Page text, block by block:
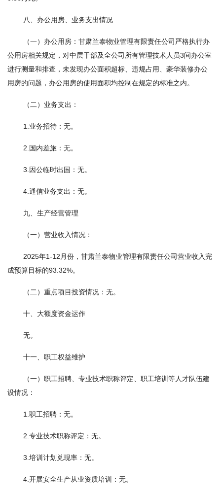
八、办公用房、业务支出情况
（一）办公用房：甘肃兰泰物业管理有限责任公司严格执行办
公用房相关规定，对中层干部及全公司所有管理技术人员3间办公室
进行测量和排查，未发现办公面积超标、违规占用、豪华装修办公
用房的问题，办公用房的使用面积均控制在规定的标准之内。
（二）业务支出：
1.业务招待：无。
2.国内差旅：无。
3.因公临时出国：无。
4.通信业务支出：无。
九、生产经营管理
（一）营业收入情况：
2025年1-12月份，甘肃兰泰物业管理有限责任公司营业收入完
成预算目标的93.32%。
（二）重点项目投资情况：无。
十、大额度资金运作
无。
十一、职工权益维护
（一）职工招聘、专业技术职称评定、职工培训等人才队伍建
设情况：
1.职工招聘：无。
2.专业技术职称评定：无。
3.培训计划兑现率：无。
4.开展安全生产从业资质培训：无。